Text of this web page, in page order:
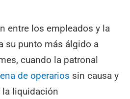
entre los empleados y la
su punto más álgido a
cuando la patronal
de operarios sin causa y
la liquidación